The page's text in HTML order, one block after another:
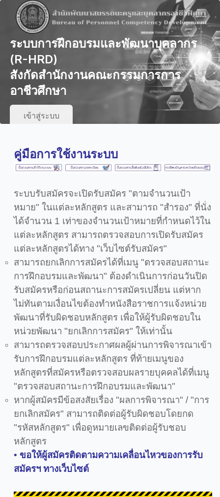
ระบบการฝึกอบรมและพัฒนาบุคลากร
(R-HRD)
สังกัดสำนักงานคณะกรรมการการ
อาชีวศึกษา
เข้าสู่ระบบ
คู่มือการใช้งานระบบ
ระบบรับสมัครจะเปิดรับสมัคร "ตามจำนวนเป้า
หมาย" ในแต่ละหลักสูตร และสามารถ "สำรอง" ที่นั่ง
ได้จำนวน 1 เท่าของจำนวนเป้าหมายที่กำหนดไว้ใน
แต่ละหลักสูตร สามารถตรวจสอบการเปิดรับสมัคร
แต่ละหลักสูตรได้ทาง "เว็บไซต์รับสมัคร"
สามารถยกเลิกการสมัครได้ที่เมนู "ตรวจสอบสถานะ
การฝึกอบรมและพัฒนา" ต้องดำเนินการก่อนวันปิด
รับสมัครหรือก่อนสถานะการสมัครเปลี่ยน แต่หาก
ไม่ทันตามเงื่อนไขต้องทำหนังสือราชการแจ้งหน่วย
พัฒนาที่รับผิดชอบหลักสูตร เพื่อให้ผู้รับผิดชอบใน
หน่วยพัฒนา "ยกเลิกการสมัคร" ให้เท่านั้น
สามารถตรวจสอบประกาศผลผู้ผ่านการพิจารณาเข้า
รับการฝึกอบรมแต่ละหลักสูตร ที่ท้ายเมนูของ
หลักสูตรที่สมัครหรือตรวจสอบผลรายบุคคลได้ที่เมนู
"ตรวจสอบสถานะการฝึกอบรมและพัฒนา"
หากผู้สมัครมีข้อสงสัยเรื่อง "ผลการพิจารณา" / "การ
ยกเลิกสมัคร" สามารถติดต่อผู้รับผิดชอบโดยกด
"รหัสหลักสูตร" เพื่อดูหมายเลขติดต่อผู้รับชอบ
หลักสูตร
• ขอให้ผู้สมัครติดตามความเคลื่อนไหวของการรับ
สมัครฯ ทางเว็บไซต์